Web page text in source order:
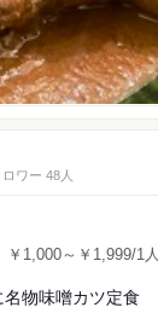
ワー 48人
￥1,000～￥1,999/1人
物味噌カツ定食